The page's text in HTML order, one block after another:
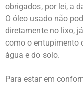
obrigados, por lei, a
O óleo usado não
diretamente no lixo,
como o entupimento
água e do solo.
Para estar em